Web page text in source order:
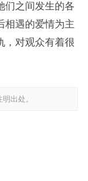
们之间发生的各
相遇的爱情为主
，对观众有着很
出处。